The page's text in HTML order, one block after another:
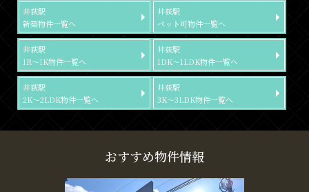
井荻駅
新築物件一覧へ
井荻駅
ペット可物件一覧へ
井荻駅
1R～1K物件一覧へ
井荻駅
1DK～1LDK物件一覧へ
井荻駅
2K～2LDK物件一覧へ
井荻駅
3K～3LDK物件一覧へ
おすすめ物件情報